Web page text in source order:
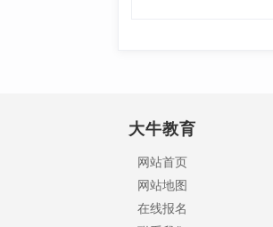
大牛教育
网站首页
网站地图
在线报名